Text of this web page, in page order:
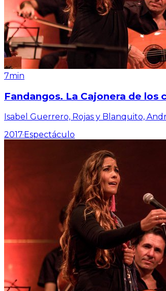
7min
Fandangos. La Cajonera de
Isabel Guerrero, Rojas y Blanquito,
2017·Espectáculo